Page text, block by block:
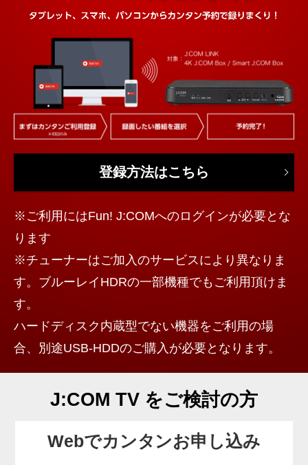
登録方法はこちら
※ご利用にはFun! J:COMへのログインが必要とな
ります
※チューナーはご加入のサービスにより異なりま
す。ブルーレイHDRの一部機種でもご利用頂けま
す。
ハードディスク内蔵型でない機器をご利用の場
合、別途USB-HDDのご購入が必要となります。
J:COM TV をご検討の方
Webでカンタンお申し込み